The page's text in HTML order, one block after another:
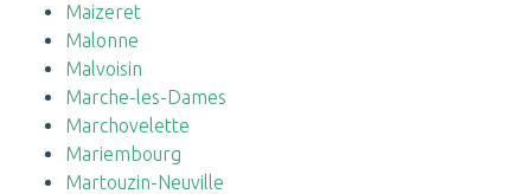
Maizeret
Malonne
Malvoisin
Marche-les-Dames
Marchovelette
Mariembourg
Martouzin-Neuville